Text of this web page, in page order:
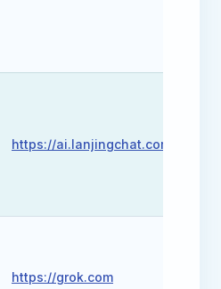
https://ai.lanjingchat.com
https://grok.com